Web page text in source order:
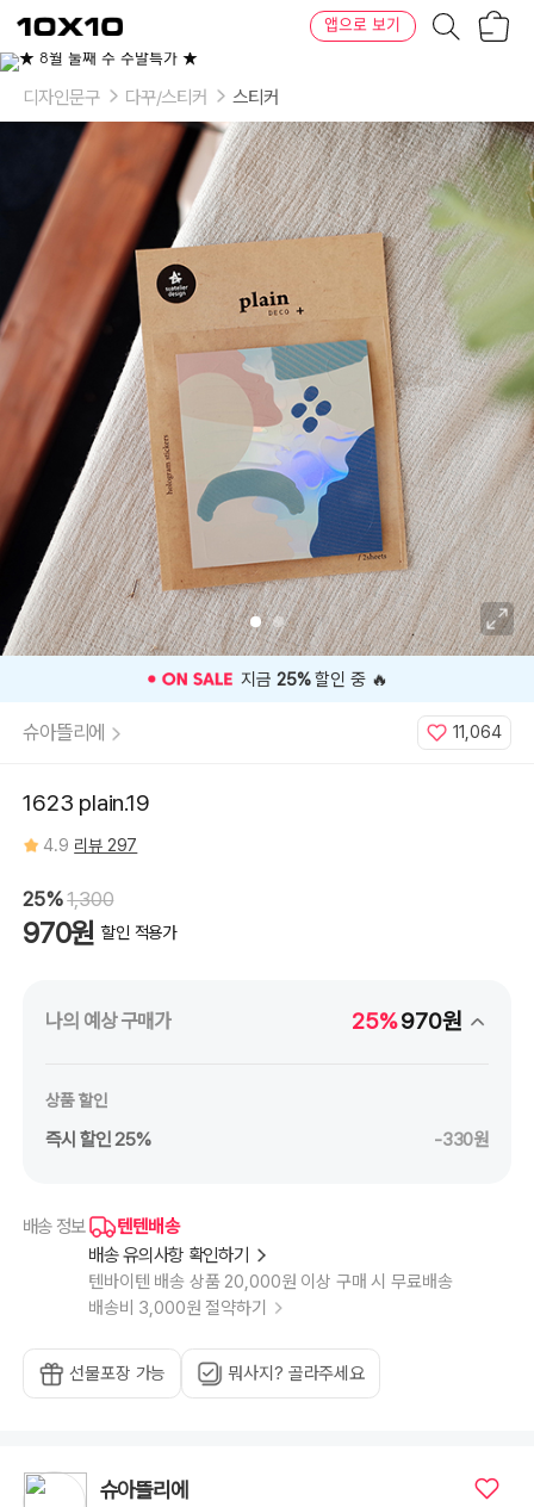
텐
바
텐
앱으로 보기
디자인문구 다꾸/스티커 스티커
⭐️ 고객 평점 4.9인기 상품 ⭐️
슈아뜰리에 11,064
1623 plain.19
4.9 리뷰 297
25%1,300
970원 할인 적용가
나의 예상 구매가 25%970원
상품 할인
즉시 할인 25% -330원
배송 정보
텐텐배송
배송 유의사항 확인하기
텐바이텐 배송 상품 20,000원 이상 구매 시 무료배송
배송비 3,000원 절약하기
선물포장 가능 뭐사지? 골라주세요
슈아뜰리에